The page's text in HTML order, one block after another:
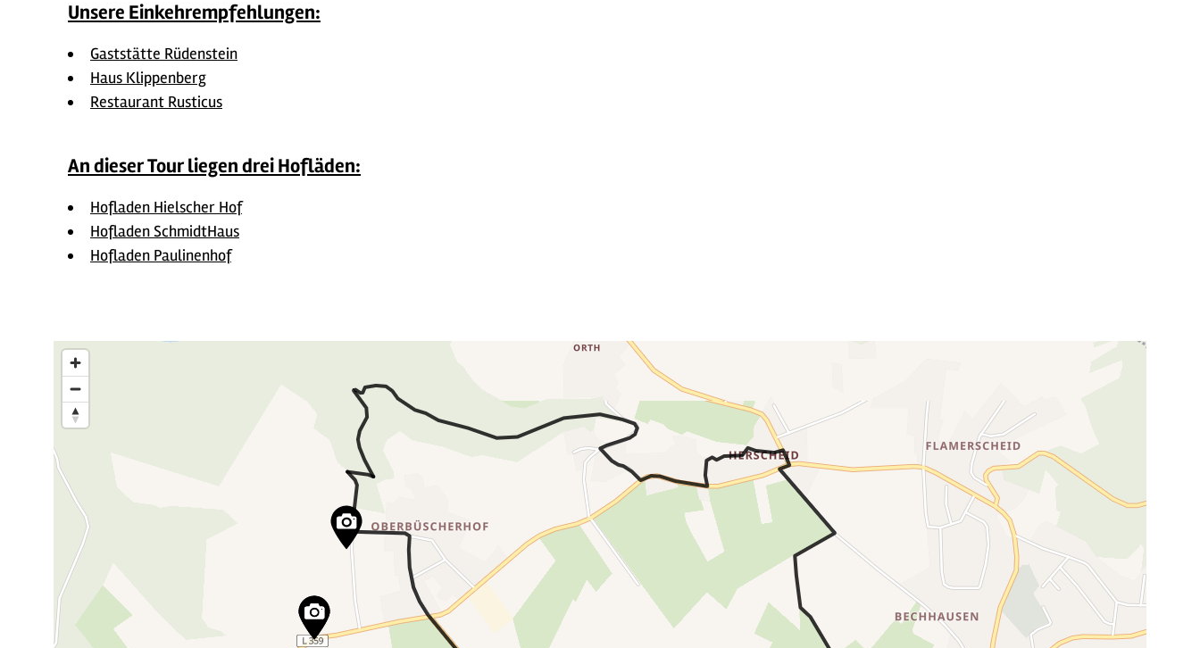
Unsere Einkehrempfehlungen:
Gaststätte Rüdenstein
Haus Klippenberg
Restaurant Rusticus
An dieser Tour liegen drei Hofläden:
Hofladen Hielscher Hof
Hofladen SchmidtHaus
Hofladen Paulinenhof